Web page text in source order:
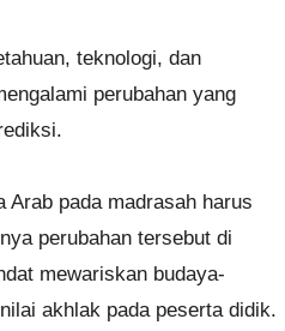
teknologi, dan
perubahan yang
Arab pada madrasah harus
perubahan tersebut di
mewariskan budaya-
akhlak pada peserta didik.